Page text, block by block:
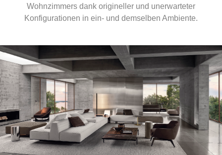
Wohnzimmers dank origineller und unerwarteter
Konfigurationen in ein- und demselben Ambiente.